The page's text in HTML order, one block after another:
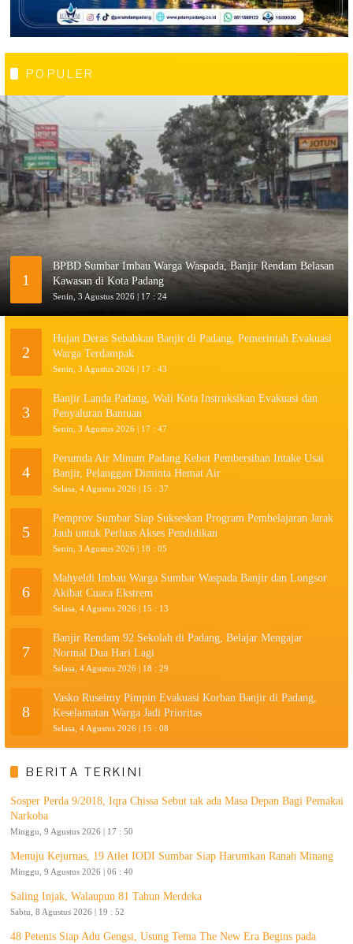
POPULER
1
BPBD Sumbar Imbau Warga Waspada, Banjir Rendam Belasan
Kawasan di Kota Padang
Senin, 3 Agustus 2026 | 17 : 24
2
Hujan Deras Sebabkan Banjir di Padang, Pemerintah Evakuasi
Warga Terdampak
Senin, 3 Agustus 2026 | 17 : 43
3
Banjir Landa Padang, Wali Kota Instruksikan Evakuasi dan
Penyaluran Bantuan
Senin, 3 Agustus 2026 | 17 : 47
4
Perumda Air Minum Padang Kebut Pembersihan Intake Usai
Banjir, Pelanggan Diminta Hemat Air
Selasa, 4 Agustus 2026 | 15 : 37
5
Pemprov Sumbar Siap Sukseskan Program Pembelajaran Jarak
Jauh untuk Perluas Akses Pendidikan
Senin, 3 Agustus 2026 | 18 : 05
6
Mahyeldi Imbau Warga Sumbar Waspada Banjir dan Longsor
Akibat Cuaca Ekstrem
Selasa, 4 Agustus 2026 | 15 : 13
7
Banjir Rendam 92 Sekolah di Padang, Belajar Mengajar
Normal Dua Hari Lagi
Selasa, 4 Agustus 2026 | 18 : 29
8
Vasko Ruseimy Pimpin Evakuasi Korban Banjir di Padang,
Keselamatan Warga Jadi Prioritas
Selasa, 4 Agustus 2026 | 15 : 08
BERITA TERKINI
Sosper Perda 9/2018, Iqra Chissa Sebut tak ada Masa Depan Bagi Pemakai
Narkoba
Minggu, 9 Agustus 2026 | 17 : 50
Menuju Kejurnas, 19 Atlet IODI Sumbar Siap Harumkan Ranah Minang
Minggu, 9 Agustus 2026 | 06 : 40
Saling Injak, Walaupun 81 Tahun Merdeka
Sabtu, 8 Agustus 2026 | 19 : 52
48 Petenis Siap Adu Gengsi, Usung Tema The New Era Begins pada